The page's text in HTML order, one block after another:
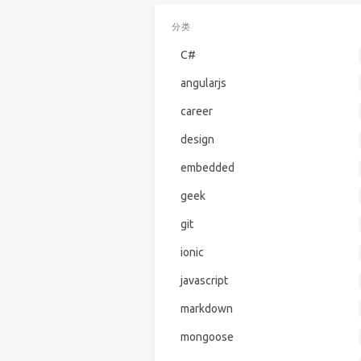
分类
C#
angularjs
career
design
embedded
geek
git
ionic
javascript
markdown
mongoose